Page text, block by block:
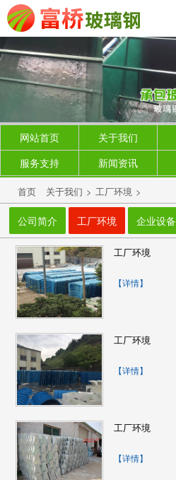
网站首页 关于我们
服务支持
新闻资讯
首页 关于我们 > 工厂环境 >
公司简介 工厂环境 企业设备
工厂环境
【详情】
工厂环境
【详情】
工厂环境
【详情】